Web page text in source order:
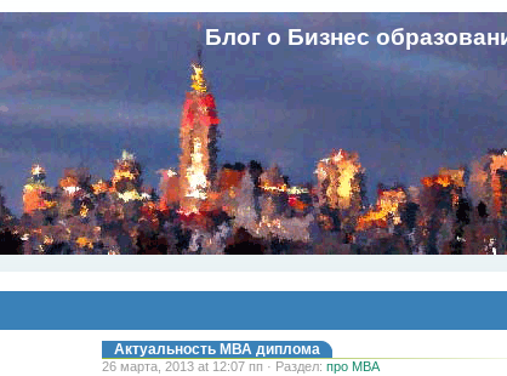
Блог о Бизнес
Актуальность МВА диплома
26 марта, 2013 at 12:07 пп · Раздел: про MBA